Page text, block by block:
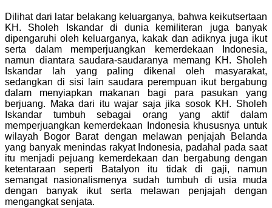
Dilihat dari latar belakang keluarganya, bahwa keikutsertaan
KH. Sholeh Iskandar di dunia kemiliteran juga
banyak
dipengaruhi oleh keluarganya, kakak dan adiknya juga ikut
serta dalam memperjuangkan kemerdekaan Indonesia,
namun diantara saudara-saudaranya memang KH. Sholeh
Iskandar lah yang paling dikenal oleh masyarakat,
sedangkan di sisi lain saudara perempuan ikut bergabung
dalam menyiapkan makanan bagi para pasukan yang
berjuang. Maka dari itu wajar saja jika sosok KH. Sholeh
Iskandar tumbuh sebagai orang yang aktif dalam
memperjuangkan kemerdekaan Indonesia khususnya untuk
wilayah Bogor Barat dengan melawan penjajah Belanda
yang banyak menindas rakyat Indonesia, padahal pada saat
itu menjadi pejuang kemerdekaan dan bergabung dengan
ketentaraan seperti Batalyon itu tidak di gaji, namun
semangat nasionalismenya sudah tumbuh di usia muda
dengan banyak ikut serta melawan penjajah dengan
mengangkat senjata.